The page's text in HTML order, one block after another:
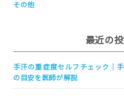
その他
最近の
手汗の重症度セルフチェック｜
の目安を医師が解説